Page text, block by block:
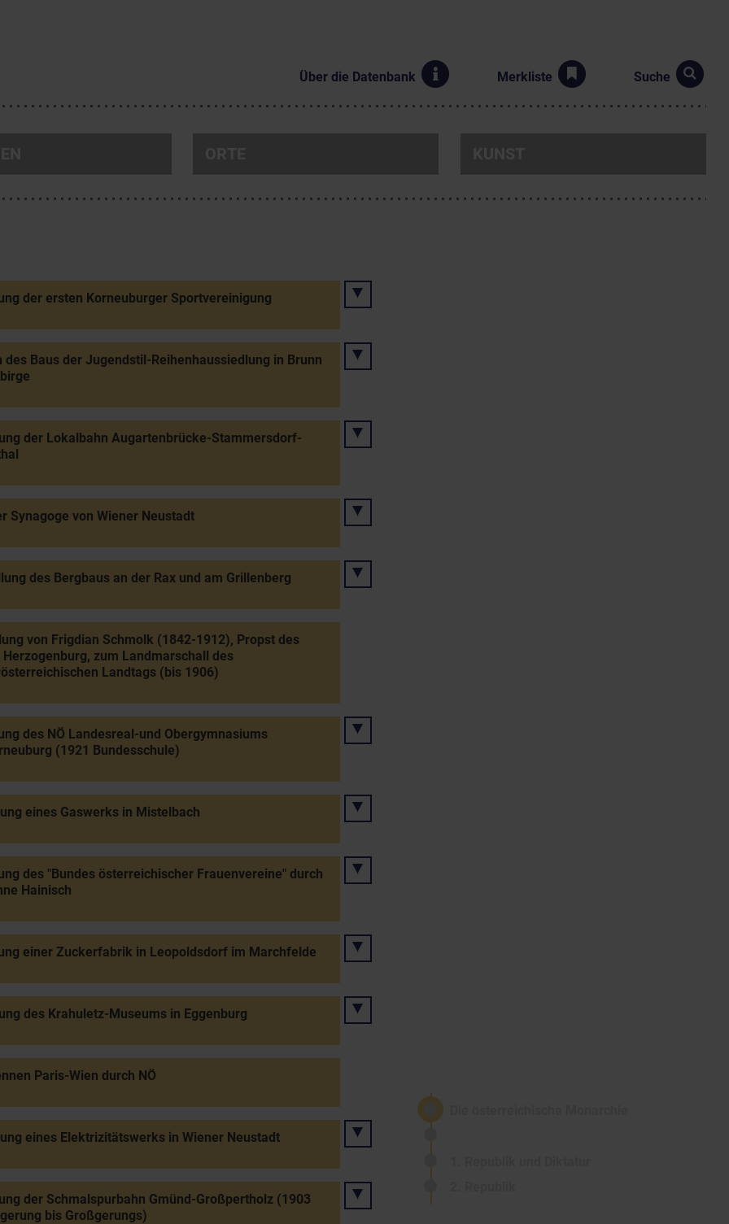
Über die Datenbank Merkliste Suche
der ersten Korneuburger Sportvereinigung
des Baus der Jugendstil-Reihenhaussiedlung in Brunn
der Lokalbahn Augartenbrücke-Stammersdorf-
Synagoge von Wiener Neustadt
des Bergbaus an der Rax und am Grillenberg
von Frigdian Schmolk (1842-1912), Propst des
zum Landmarschall des
Landtags (bis 1906)
des NÖ Landesreal-und Obergymnasiums
(1921 Bundesschule)
eines Gaswerks in Mistelbach
des "Bundes österreichischer Frauenvereine" durch
Hainisch
einer Zuckerfabrik in Leopoldsdorf im Marchfelde
des Krahuletz-Museums in Eggenburg
Paris-Wien durch NÖ
eines Elektrizitätswerks in Wiener Neustadt
der Schmalspurbahn Gmünd-Großpertholz (1903
bis Großgerungs)